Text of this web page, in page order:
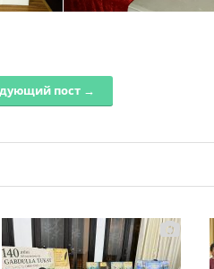
пост →